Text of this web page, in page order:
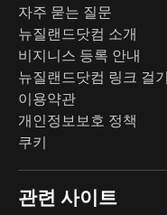
자주 묻는 질문
뉴질랜드닷컴 소개
비지니스 등록 안내
뉴질랜드닷컴 링크 걸기
이용약관
개인정보보호 정책
쿠키
관련 사이트